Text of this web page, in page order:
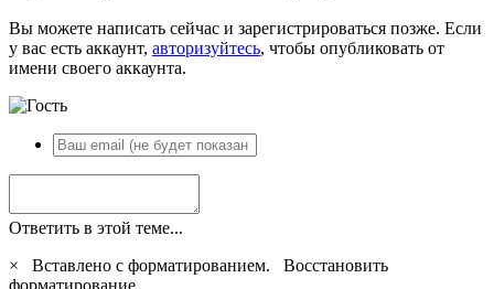
Вы можете написать сейчас и зарегистрироваться позже. Если
у вас есть аккаунт, авторизуйтесь, чтобы опубликовать от
имени своего аккаунта.
Ответить в этой теме...
×
Вставлено с форматированием. Восстановить
форматирование